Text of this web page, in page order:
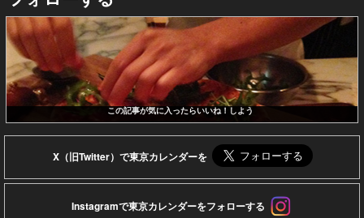
この記事が気に入ったらいいね！しよう
X（旧Twitter）で東京カレンダーを
Instagramで東京カレンダーをフォローする